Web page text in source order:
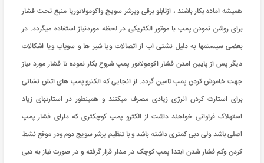
همیشه اماده بکار باشند ، ازتابلو برقی وپرشر سویچ واکومولاتوریا منبع تحت فشار
برای روشن نمودن پمپ با موتور الکتریکی در لحظه موردنیاز استفاده میگردد. در
بعضی سیستمها به دلیل نشتی اب از اتصالات ویا شیر ها و سوپاپ ویا اشکالات
دیگر پس از پایین امدن فشار اکومولاتور پمپ شروع بکار نموده تا فشار مورد نیاز
جهت خاموش کردن پمپ تامین گردد. از انجایی که الکترو پمپ های اتش نشانی
برای استارت کردن انرژی زیادی مصرف میکنند و همینطور در استارتهای زیاد
استهلاک فراوانی خواهند داشت از الکترو پمپ کوچکتری که دارای فشار پمپ
اصلی باشد ولی دبی کمتری داشته باشد و با تنظیم پرشر سویچ دوم ودر موقع نشط
کردن وکم فشار شدن ابتدا پمپ کوچک در مدار قرار گرفته و در صورت نیاز به دبی